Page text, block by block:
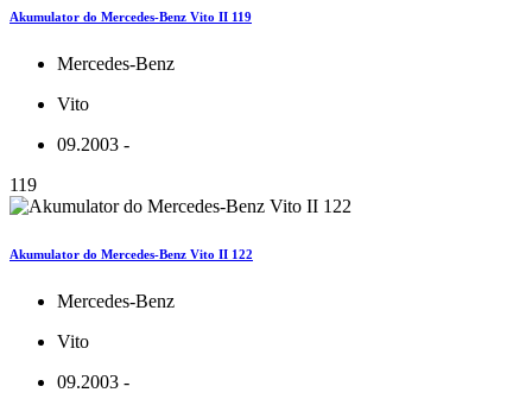
Akumulator do Mercedes-Benz Vito II 119
Mercedes-Benz
Vito
09.2003 -
119
Akumulator do Mercedes-Benz Vito II 122
Mercedes-Benz
Vito
09.2003 -